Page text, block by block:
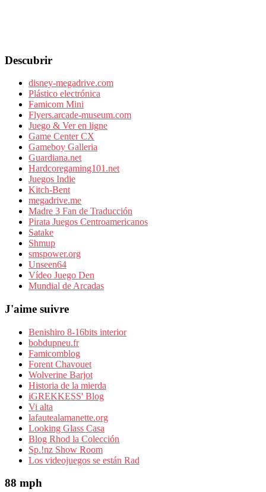
Descubrir
disney-megadrive.com
Plástico electrónica
Famicom Mini
Flyers.arcade-museum.com
Juego & Ver en ligne
Game Center CX
Gameboy Galleria
Guardiana.net
Hardcoregaming101.net
Juegos Indie
Kitch-Bent
megadrive.me
Madre 3 Fan de Traducción
Pirata Juegos Centroamericanos
Satake
Shmup
smspower.org
Unseen64
Vídeo Juego Den
Mundial de Arcadas
J'aime suivre
Benishiro 8-16bits interior
bobdupneu.fr
Famicomblog
Forent Chavouet
Wolverine Barjot
Historia de la mierda
iGREKKESS' Blog
Vi alta
lafautealamanette.org
Looking Glass Casa
Blog Rhod la Colección
Sp.!nz Show Room
Los videojuegos se están Rad
88 mph